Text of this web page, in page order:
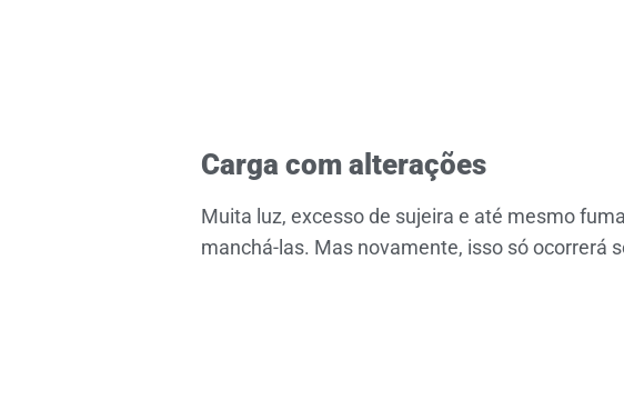
Carga com alterações
Muita luz, excesso de sujeira e até mesmo
manchá-las. Mas novamente, isso só ocorrerá